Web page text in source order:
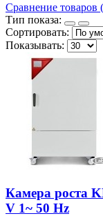
Сравнение товаров
Тип показа:
Сортировать:
Показывать:
Камера роста
V 1~ 50 Hz